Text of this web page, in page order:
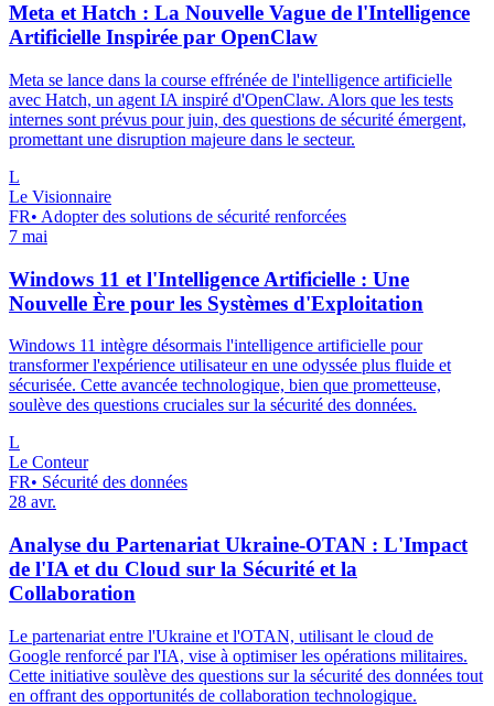
Meta et Hatch : La Nouvelle Vague de l'Intelligence
Artificielle Inspirée par OpenClaw
Meta se lance dans la course effrénée de l'intelligence artificielle
avec Hatch, un agent IA inspiré d'OpenClaw. Alors que les tests
internes sont prévus pour juin, des questions de sécurité émergent,
promettant une disruption majeure dans le secteur.
L
Le Visionnaire
FR• Adopter des solutions de sécurité renforcées
7 mai
Windows 11 et l'Intelligence Artificielle : Une
Nouvelle Ère pour les Systèmes d'Exploitation
Windows 11 intègre désormais l'intelligence artificielle pour
transformer l'expérience utilisateur en une odyssée plus fluide et
sécurisée. Cette avancée technologique, bien que prometteuse,
soulève des questions cruciales sur la sécurité des données.
L
Le Conteur
FR• Sécurité des données
28 avr.
Analyse du Partenariat Ukraine-OTAN : L'Impact
de l'IA et du Cloud sur la Sécurité et la
Collaboration
Le partenariat entre l'Ukraine et l'OTAN, utilisant le cloud de
Google renforcé par l'IA, vise à optimiser les opérations militaires.
Cette initiative soulève des questions sur la sécurité des données tout
en offrant des opportunités de collaboration technologique.